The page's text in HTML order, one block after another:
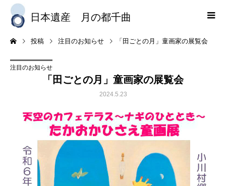
日本遺産 月の都千曲
投稿 注目のお知らせ 「田ごとの月」童画家の展覧会
注目のお知らせ
「田ごとの月」童画家の展覧会
2024.5.23